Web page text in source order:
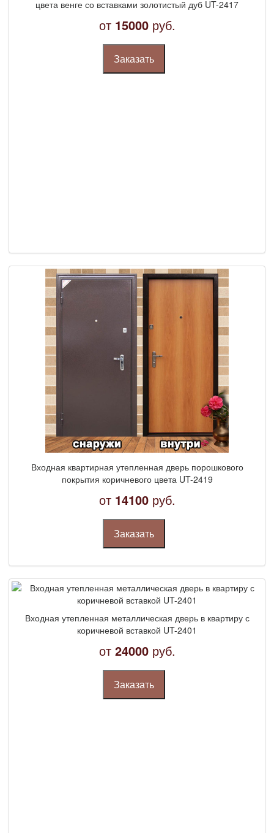
цвета венге со вставками золотистый дуб UT-2417
от 15000руб.
Заказать
Входная квартирная утепленная дверь порошкового
покрытия коричневого цвета UT-2419
от 14100руб.
Заказать
Входная утепленная металлическая дверь в квартиру с
коричневой вставкой UT-2401
от 24000руб.
Заказать